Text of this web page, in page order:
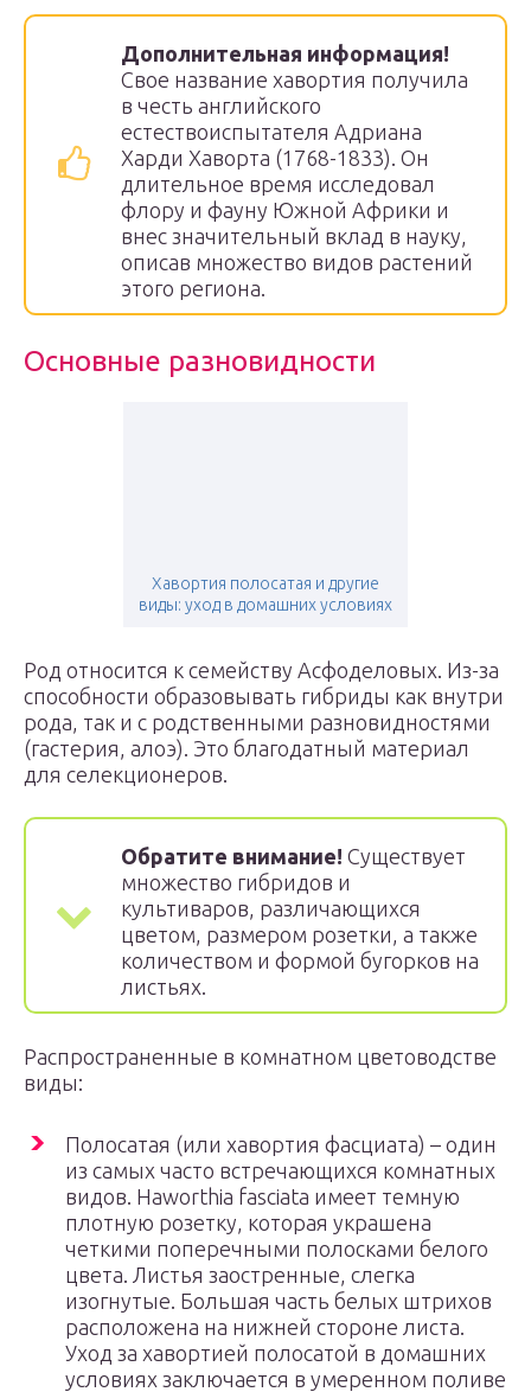
Дополнительная информация!
Свое название хавортия получила
в честь английского
естествоиспытателя Адриана
Харди Хаворта (1768-1833). Он
длительное время исследовал
флору и фауну Южной Африки и
внес значительный вклад в науку,
описав множество видов растений
этого региона.
Основные разновидности
Хавортия полосатая и другие
виды: уход в домашних условиях
Род относится к семейству Асфоделовых. Из-за
способности образовывать гибриды как внутри
рода, так и с родственными разновидностями
(гастерия, алоэ). Это благодатный материал
для селекционеров.
Обратите внимание! Существует
множество гибридов и
культиваров, различающихся
цветом, размером розетки, а также
количеством и формой бугорков на
листьях.
Распространенные в комнатном цветоводстве
виды:
Полосатая (или хавортия фасциата) – один
из самых часто встречающихся комнатных
видов. Haworthia fasciata имеет темную
плотную розетку, которая украшена
четкими поперечными полосками белого
цвета. Листья заостренные, слегка
изогнутые. Большая часть белых штрихов
расположена на нижней стороне листа.
Уход за хавортией полосатой в домашних
условиях заключается в умеренном поливе